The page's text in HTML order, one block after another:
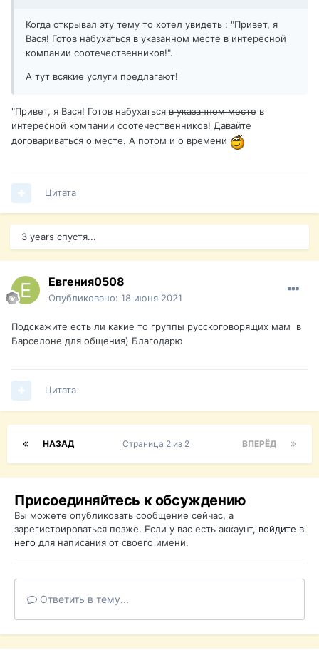
Когда открывал эту тему то хотел увидеть : "Привет, я
Вася! Готов набухаться в указанном месте в интересной
компании соотечественников!".
А тут всякие услуги предлагают!
"Привет, я Вася! Готов набухаться в указанном месте в
интересной компании соотечественников! Давайте
договариваться о месте. А потом и о времени
Цитата
3 years спустя...
Евгения0508
Опубликовано: 18 июня 2021
Подскажите есть ли какие то группы русскоговорящих мам в
Барселоне для общения) Благодарю
Цитата
НАЗАД ВПЕРЁД
Страница 2 из 2
Присоединяйтесь к обсуждению
Вы можете опубликовать сообщение сейчас, а
зарегистрироваться позже. Если у вас есть аккаунт, войдите в
него для написания от своего имени.
Ответить в тему...